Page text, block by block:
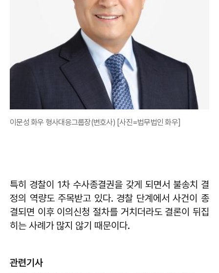
이문성 화우 형사대응그룹장(변호사) [사진=법무법인 화우]
특히 경찰이 1차 수사종결권을 갖게 되면서 불송치 결
정의 역량도 주목받고 있다. 경찰 단계에서 사건이 종
결되면 이후 이의신청 절차를 거치더라도 결론이 뒤집
히는 사례가 많지 않기 때문이다.
관련기사